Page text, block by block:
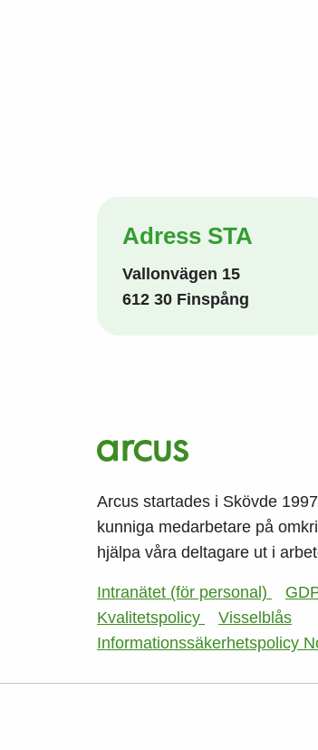
Adress STA
Vallonvägen 15
612 30 Finspång
Arcus startades i Skövde
kunniga medarbetare på
hjälpa våra deltagare ut i
Intranätet (för personal)
Kvalitetspolicy
Visselblås
Informationssäkerhetspolicy